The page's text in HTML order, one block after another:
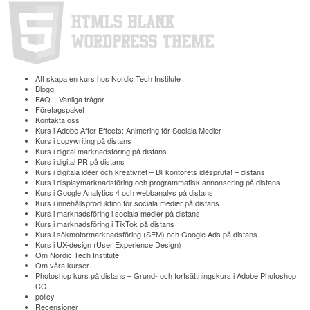
Att skapa en kurs hos Nordic Tech Institute
Blogg
FAQ – Vanliga frågor
Företagspaket
Kontakta oss
Kurs i Adobe After Effects: Animering för Sociala Medier
Kurs i copywriting på distans
Kurs i digital marknads­föring på distans
Kurs i digital PR på distans
Kurs i digitala idéer och kreativitet – Bli kontorets idéspruta! – distans
Kurs i displaymarknadsföring och programmatisk annonsering på distans
Kurs i Google Analytics 4 och webbanalys på distans
Kurs i innehållsproduktion för sociala medier på distans
Kurs i marknads­föring i sociala medier på distans
Kurs i marknadsföring i TikTok på distans
Kurs i sökmotormarknadsföring (SEM) och Google Ads på distans
Kurs i UX-design (User Experience Design)
Om Nordic Tech Institute
Om våra kurser
Photoshop kurs på distans – Grund- och fortsättningskurs i Adobe Photoshop
CC
policy
Recensioner